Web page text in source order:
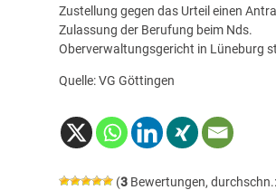
Zustellung gegen das Urteil einen
Zulassung der Berufung beim Nds.
Oberverwaltungsgericht in Lüneburg
Quelle: VG Göttingen
(3Bewertungen, durchschn.: